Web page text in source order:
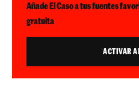
Añade El Caso a tus fuentes
gratuita
ACTIVAR